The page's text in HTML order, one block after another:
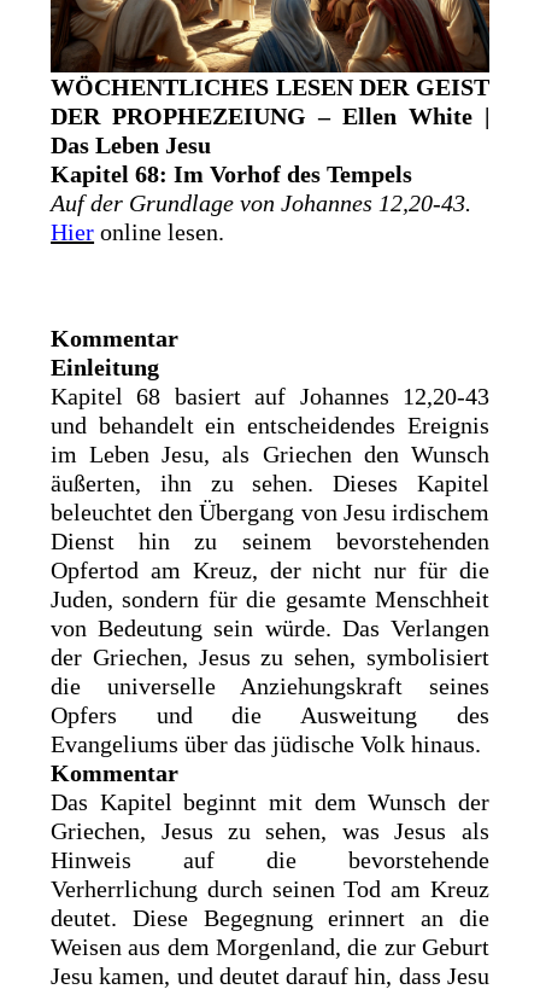
WÖCHENTLICHES LESEN DER GEIST
DER PROPHEZEIUNG – Ellen White |
Das Leben Jesu
Kapitel 68: Im Vorhof des Tempels
Auf der Grundlage von Johannes 12,20-43.
Hier online lesen.
Kommentar
Einleitung
Kapitel 68 basiert auf Johannes 12,20-43
und behandelt ein entscheidendes Ereignis
im Leben Jesu, als Griechen den Wunsch
äußerten, ihn zu sehen. Dieses Kapitel
beleuchtet den Übergang von Jesu irdischem
Dienst hin zu seinem bevorstehenden
Opfertod am Kreuz, der nicht nur für die
Juden, sondern für die gesamte Menschheit
von Bedeutung sein würde. Das Verlangen
der Griechen, Jesus zu sehen, symbolisiert
die universelle Anziehungskraft seines
Opfers und die Ausweitung des
Evangeliums über das jüdische Volk hinaus.
Kommentar
Das Kapitel beginnt mit dem Wunsch der
Griechen, Jesus zu sehen, was Jesus als
Hinweis auf die bevorstehende
Verherrlichung durch seinen Tod am Kreuz
deutet. Diese Begegnung erinnert an die
Weisen aus dem Morgenland, die zur Geburt
Jesu kamen, und deutet darauf hin, dass Jesu